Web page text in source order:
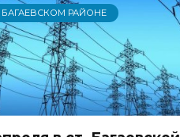
БАГАЕВСКОМ РАЙОНЕ